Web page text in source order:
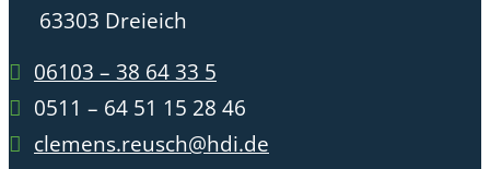
63303 Dreieich
06103 – 38 64 33 5
0511 – 64 51 15 28 46
clemens.reusch@hdi.de